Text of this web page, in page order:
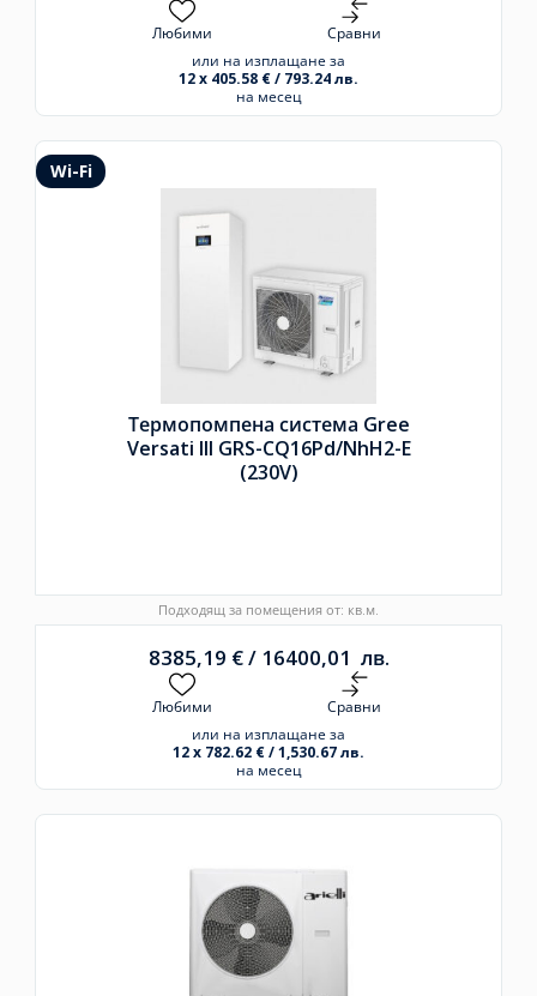
Любими
Сравни
или на изплащане за
12 x 405.58 € / 793.24 лв.
на месец
Wi-Fi
Термопомпена система Gree
Versati III GRS-CQ16Pd/NhH2-E
(230V)
Подходящ за помещения от: кв.м.
8385,19 €/ 16400,01 лв.
Любими
Сравни
или на изплащане за
12 x 782.62 € / 1,530.67 лв.
на месец